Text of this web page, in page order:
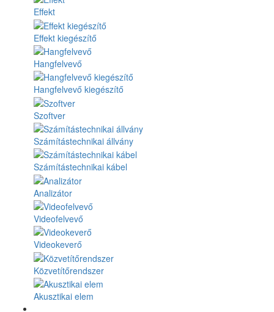
Effekt
Effekt kiegészítő
Hangfelvevő
Hangfelvevő kiegészítő
Szoftver
Számítástechnikai állvány
Számítástechnikai kábel
Analizátor
Videofelvevő
Videokeverő
Közvetítőrendszer
Akusztikai elem